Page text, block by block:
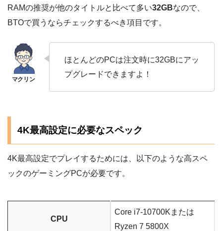
RAMの推奨が他のタイトルと比べて多い32GBなので、
BTOで買うならチェックするべき項目です。
ほとんどのPCは注文時に32GBにアッ
プグレードできますよ！
4K最高設定に必要なスペック
4K最高設定でプレイするためには、以下のような高スペ
ックのゲーミングPCが必要です。
CPU
Core i7-10700Kまたは
Ryzen 7 5800X